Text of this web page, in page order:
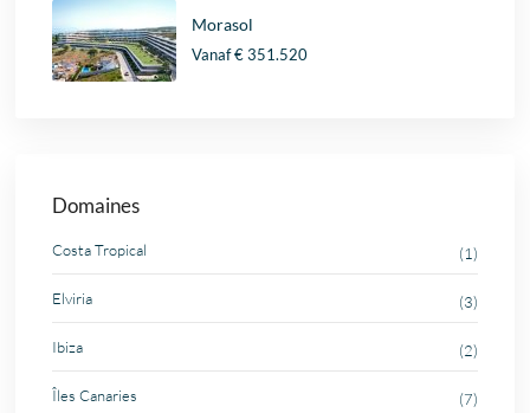
Morasol
Vanaf€ 351.520
Domaines
Costa Tropical (1)
Elviria (3)
Ibiza (2)
Îles Canaries (7)